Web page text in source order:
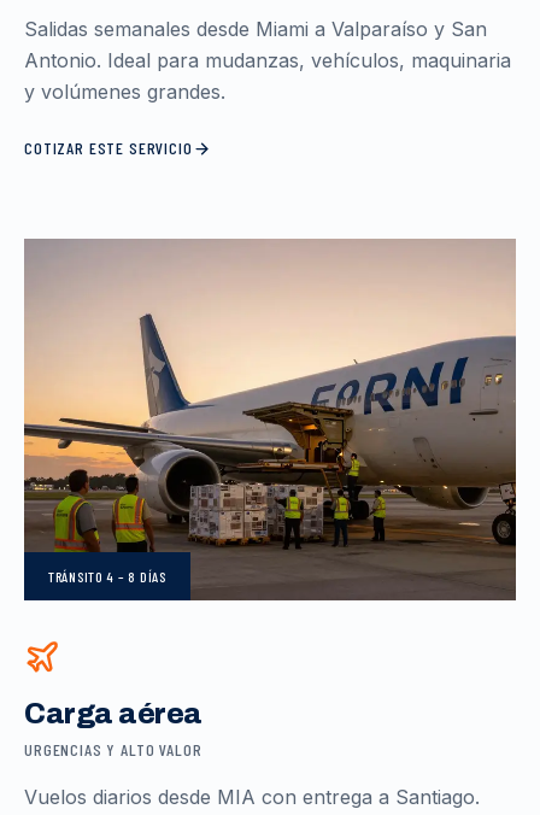
Salidas semanales desde Miami a Valparaíso y San
Antonio. Ideal para mudanzas, vehículos, maquinaria
y volúmenes grandes.
COTIZAR ESTE SERVICIO
TRÁNSITO4 – 8 DÍAS
Carga aérea
URGENCIAS Y ALTO VALOR
Vuelos diarios desde MIA con entrega a Santiago.